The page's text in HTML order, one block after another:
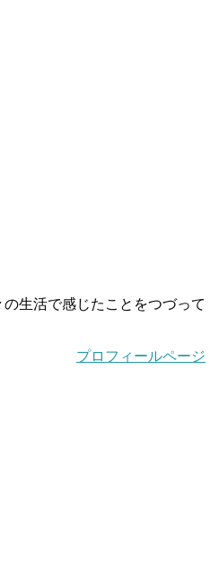
生活で感じたことをつづって
プロフィールページ